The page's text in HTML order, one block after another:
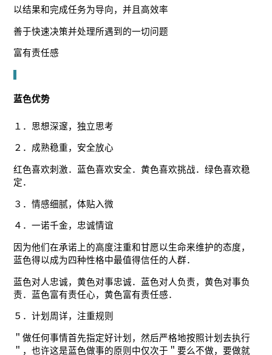
以结果和完成任务为导向，并且高效率
善于快速决策并处理所遇到的一切问题
富有责任感
蓝色优势
１．思想深邃，独立思考
２．成熟稳重，安全放心
红色喜欢刺激．蓝色喜欢安全．黄色喜欢挑战．绿色喜欢稳
定．
３．情感细腻，体贴入微
４．一诺千金，忠诚情谊
因为他们在承诺上的高度注重和甘愿以生命来维护的态度，
蓝色得以成为四种性格中最值得信任的人群．
蓝色对人忠诚，黄色对事忠诚．蓝色对人负责，黄色对事负
责．蓝色富有责任心，黄色富有责任感．
５．计划周详，注重规则
＂做任何事情首先指定好计划，然后严格地按照计划去执行
＂，也许这是蓝色做事的原则中仅次于＂要么不做，要做就